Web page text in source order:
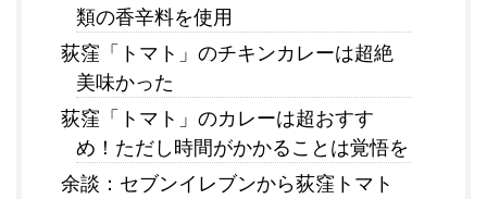
類の香辛料を使用
荻窪「トマト」のチキンカレーは超絶
美味かった
荻窪「トマト」のカレーは超おすす
め！ただし時間がかかることは覚悟を
余談：セブンイレブンから荻窪トマト